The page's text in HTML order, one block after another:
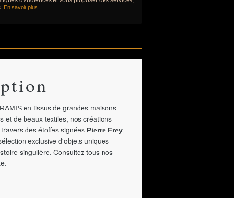
En savoir plus
en tissus de grandes maisons
et de beaux textiles, nos créations
des étoffes signées Pierre Frey,
exclusive d'objets uniques
singulière. Consultez tous nos